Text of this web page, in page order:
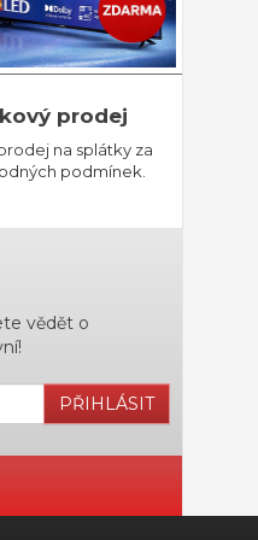
prodej
na splátky za
podmínek.
vědět o
PŘIHLÁSIT